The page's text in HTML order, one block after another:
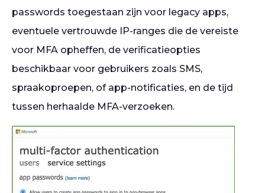
passwords toegestaan zijn voor legacy apps,
eventuele vertrouwde IP-ranges die de vereiste
voor MFA opheffen, de verificatieopties
beschikbaar voor gebruikers zoals SMS,
spraakoproepen, of app-notificaties, en de tijd
tussen herhaalde MFA-verzoeken.